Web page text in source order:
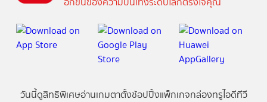
วันนี้ดูสิทธิพิเศษอ่านเกมตาตั้งช้อปปิ้งแพ็กเกจกล่องทรูไอดีทีวี